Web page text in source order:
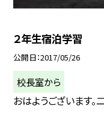
２年生宿泊学習
公開日 2017/05/26
校長室から
おはようございます。